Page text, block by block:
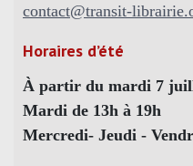
contact@transit-
Horaires d’été
À partir du mardi 7
Mardi de 13h à 19h
Mercredi- Jeudi -